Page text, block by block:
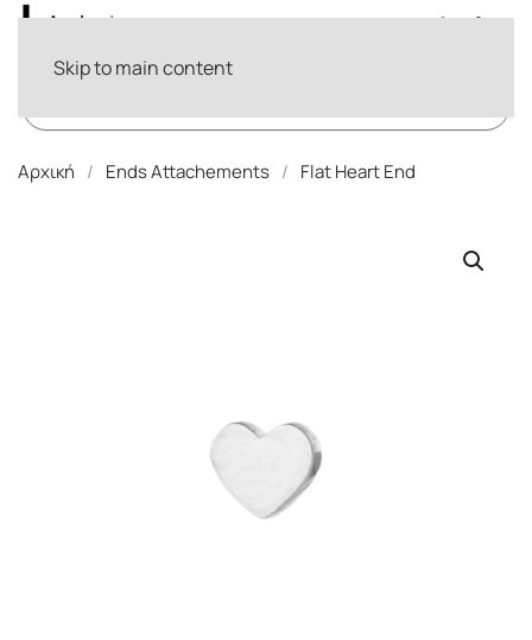
Skip to main content
Αρχική Ends Attachements Flat Heart End